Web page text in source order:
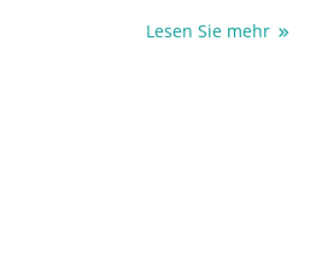
Sie die Zeit bis dahin und
Lesen Sie mehr